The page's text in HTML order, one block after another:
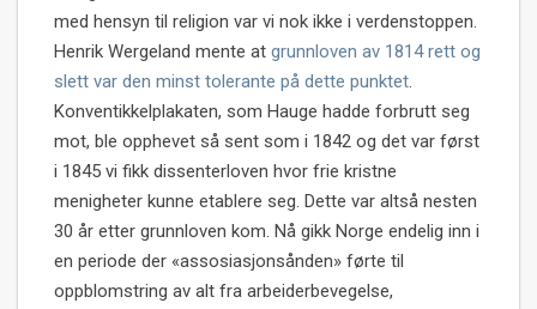
med hensyn til religion var vi nok ikke i verdenstoppen.
Henrik Wergeland mente at grunnloven av 1814 rett og
slett var den minst tolerante på dette punktet.
Konventikkelplakaten, som Hauge hadde forbrutt seg
mot, ble opphevet så sent som i 1842 og det var først
i 1845 vi fikk dissenterloven hvor frie kristne
menigheter kunne etablere seg. Dette var altså nesten
30 år etter grunnloven kom. Nå gikk Norge endelig inn i
en periode der «assosiasjonsånden» førte til
oppblomstring av alt fra arbeiderbevegelse,